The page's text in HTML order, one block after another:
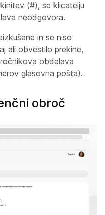
(#), se klicatelju
neodgovora.
in se niso
ali obvestilo prekine,
obdelava
glasovna pošta).
obroč